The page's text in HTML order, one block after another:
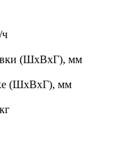
ч
(ШхВхГ), мм
(ШхВхГ), мм